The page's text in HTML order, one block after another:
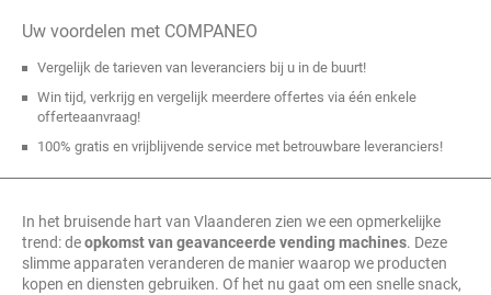
Uw voordelen met COMPANEO
Vergelijk de tarieven van leveranciers bij u in de buurt!
Win tijd, verkrijg en vergelijk meerdere offertes via één enkele
offerteaanvraag!
100% gratis en vrijblijvende service met betrouwbare leveranciers!
In het bruisende hart van Vlaanderen zien we een opmerkelijke
trend: deopkomst van geavanceerde vending machines. Deze
slimme apparaten veranderen de manier waarop we producten
kopen en diensten gebruiken. Of het nu gaat om een snelle snack,